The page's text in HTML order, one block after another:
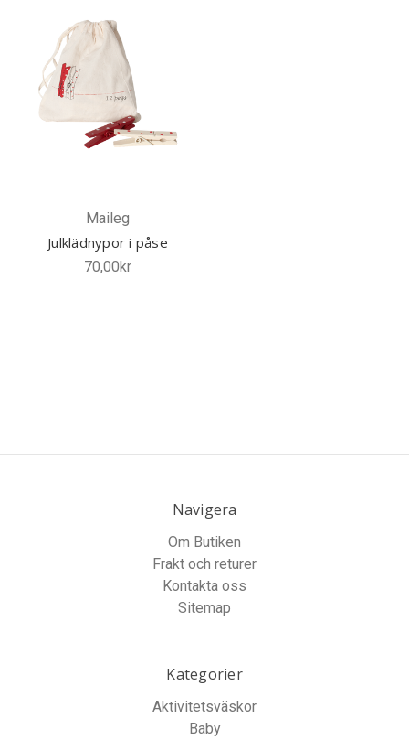
Maileg
Julklädnypor i påse
70,00kr
Navigera
Om Butiken
Frakt och returer
Kontakta oss
Sitemap
Kategorier
Aktivitetsväskor
Baby